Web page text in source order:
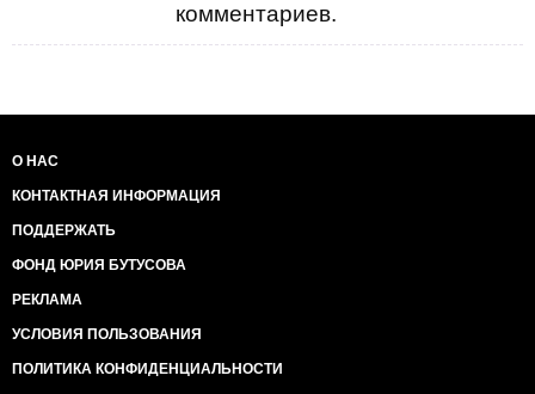
комментариев.
О НАС
КОНТАКТНАЯ ИНФОРМАЦИЯ
ПОДДЕРЖАТЬ
ФОНД ЮРИЯ БУТУСОВА
РЕКЛАМА
УСЛОВИЯ ПОЛЬЗОВАНИЯ
ПОЛИТИКА КОНФИДЕНЦИАЛЬНОСТИ